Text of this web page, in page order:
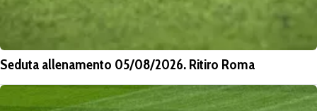
Seduta allenamento 05/08/2026. Ritiro Roma